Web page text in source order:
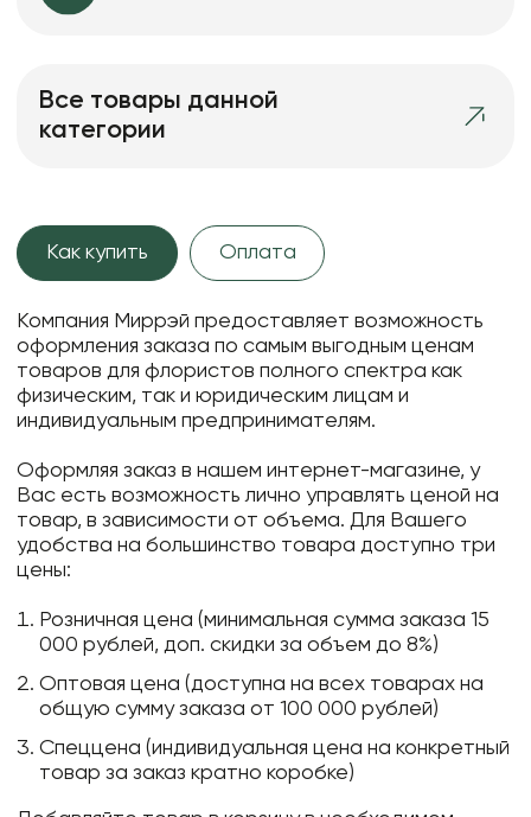
Все товары данной
категории
Как купить Оплата
Компания Миррэй предоставляет возможность
оформления заказа по самым выгодным ценам
товаров для флористов полного спектра как
физическим, так и юридическим лицам и
индивидуальным предпринимателям.
Оформляя заказ в нашем интернет-магазине, у
Вас есть возможность лично управлять ценой на
товар, в зависимости от объема. Для Вашего
удобства на большинство товара доступно три
цены:
Розничная цена (минимальная сумма заказа 15
000 рублей, доп. скидки за объем до 8%)
Оптовая цена (доступна на всех товарах на
общую сумму заказа от 100 000 рублей)
Спеццена (индивидуальная цена на конкретный
товар за заказ кратно коробке)